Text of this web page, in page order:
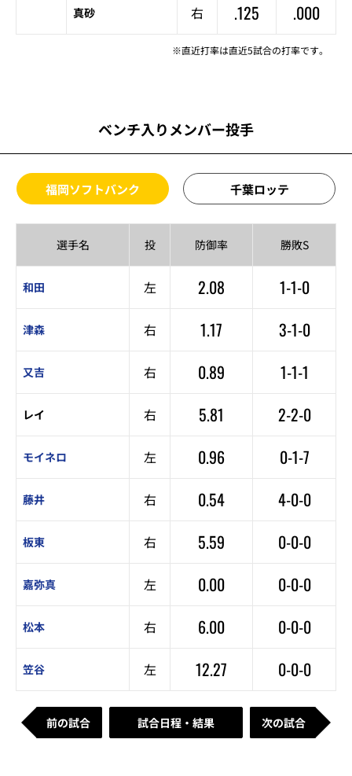
真砂 右 .125 .000
※直近打率は直近5試合の打率です。
ベンチ入りメンバー投手
福岡ソフトバンク 千葉ロッテ
選手名 投 防御率 勝敗S
和田 左 2.08 1-1-0
津森 右 1.17 3-1-0
又吉 右 0.89 1-1-1
レイ 右 5.81 2-2-0
モイネロ 左 0.96 0-1-7
藤井 右 0.54 4-0-0
板東 右 5.59 0-0-0
嘉弥真 左 0.00 0-0-0
松本 右 6.00 0-0-0
笠谷 左 12.27 0-0-0
前の試合 試合日程・結果 次の試合